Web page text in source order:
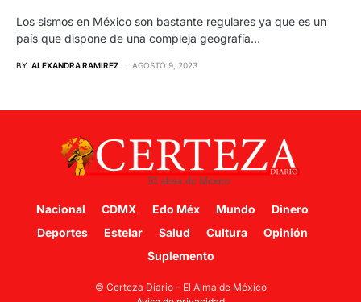
Los sismos en México son bastante regulares ya que es un
país que dispone de una compleja geografía…
BY ALEXANDRA RAMIREZ AGOSTO 9, 2023
Nacional CDMX Edo Méx Mundo
Dinero
Deportes
Estelar Salud Cultura
Opinión
Suplemento
© Certeza Diario - El Alma de México